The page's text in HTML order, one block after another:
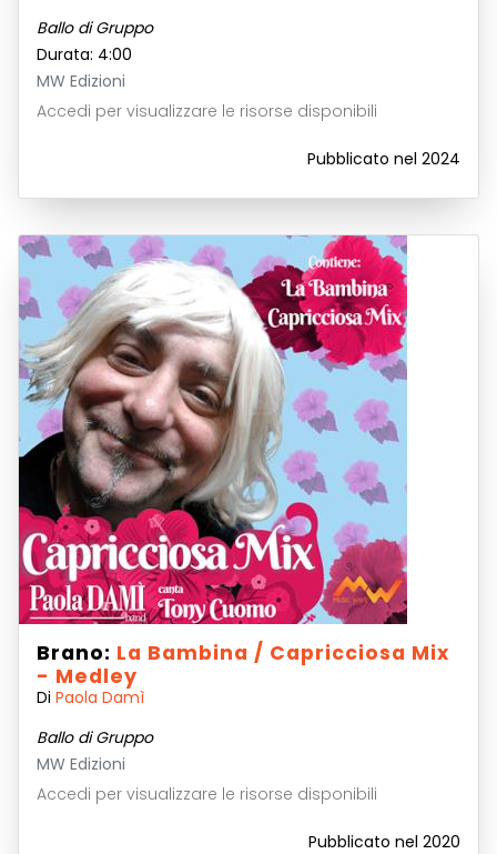
Ballo di Gruppo
Durata: 4:00
MW Edizioni
Accedi per visualizzare le risorse disponibili
Pubblicato nel 2024
Brano: La Bambina / Capricciosa Mix
- Medley
Di Paola Damì
Ballo di Gruppo
MW Edizioni
Accedi per visualizzare le risorse disponibili
Pubblicato nel 2020